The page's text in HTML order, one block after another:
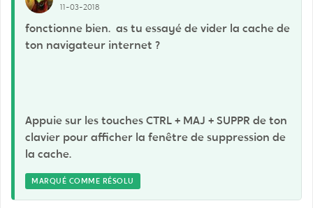
11-03-2018
fonctionne bien. as tu essayé de vider la cache de
ton navigateur internet ?
Appuie sur les touches CTRL + MAJ + SUPPR de ton
clavier pour afficher la fenêtre de suppression de
la cache.
MARQUÉ COMME RÉSOLU